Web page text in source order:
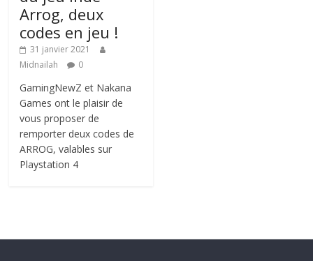
Arrog, deux
codes en jeu !
31 janvier 2021
Midnailah
0
GamingNewZ et Nakana
Games ont le plaisir de
vous proposer de
remporter deux codes de
ARROG, valables sur
Playstation 4